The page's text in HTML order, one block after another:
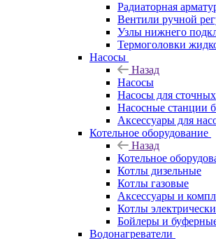
Радиаторная
Вентили ручной
Узлы нижнего
Термоголовки
Насосы
Назад
Насосы
Насосы для
Насосные станции
Аксессуары для
Котельное оборудование
Назад
Котельное
Котлы дизельные
Котлы газовые
Аксессуары и
Котлы
Бойлеры и
Водонагреватели